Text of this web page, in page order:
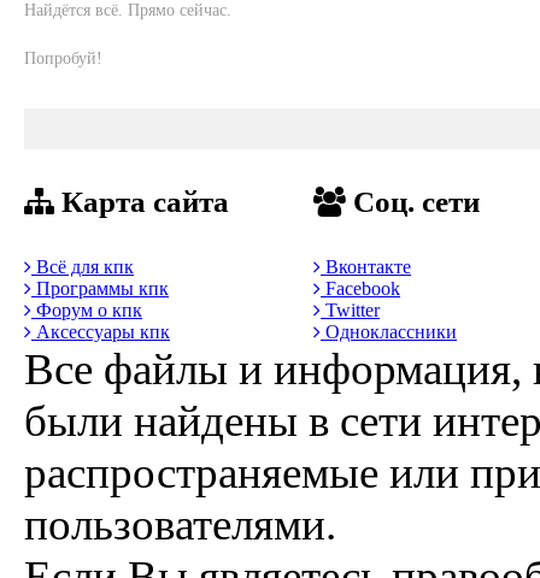
Найдётся всё. Прямо сейчас.
Попробуй!
Карта сайта
Всё для кпк
Программы кпк
Форум о кпк
Аксессуары кпк
Соц. сети
Вконтакте
Facebook
Twitter
Одноклассники
Все файлы и информация,
были найдены в сети
распространяемые или
пользователями.